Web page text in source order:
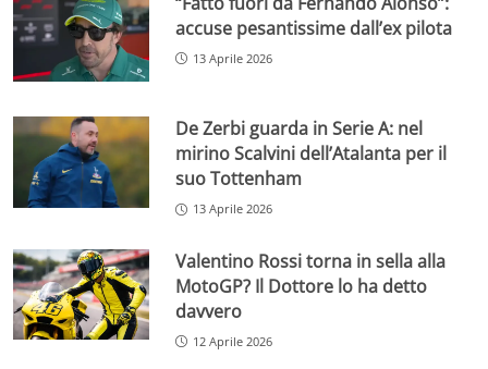
accuse pesantissime dall’ex pilota
13 Aprile 2026
De Zerbi guarda in Serie A: nel
mirino Scalvini dell’Atalanta per il
suo Tottenham
13 Aprile 2026
Valentino Rossi torna in sella alla
MotoGP? Il Dottore lo ha detto
davvero
12 Aprile 2026